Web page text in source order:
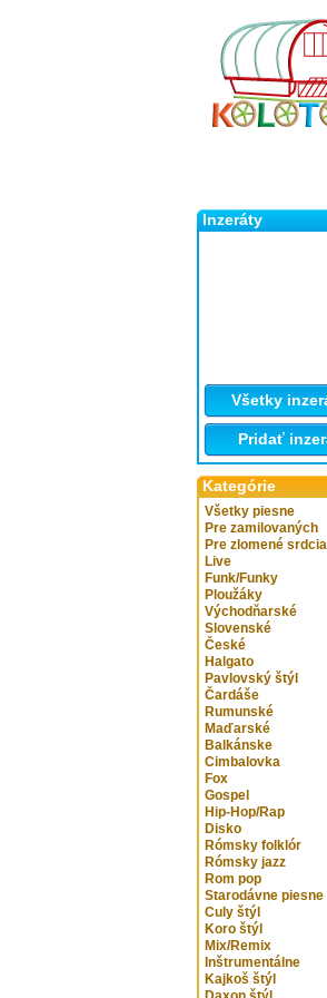
Inzeráty
Všetky
Pridať
Kategórie
Všetky piesne
Pre zamilovaných
Pre zlomené srdcia
Live
Funk/Funky
Ploužáky
Východňarské
Slovenské
České
Halgato
Pavlovský štýl
Čardáše
Rumunské
Maďarské
Balkánske
Cimbalovka
Fox
Gospel
Hip-Hop/Rap
Disko
Rómsky folklór
Rómsky jazz
Rom pop
Starodávne piesne
Culy štýl
Koro štýl
Mix/Remix
Inštrumentálne
Kajkoš štýl